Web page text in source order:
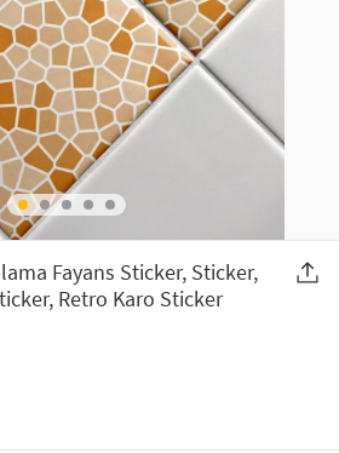
SETİ
Fayans Sticker, Sticker,
Retro Karo Sticker